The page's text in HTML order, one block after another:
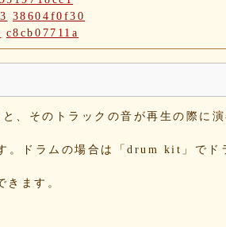
38604f0f30
c8cb07711a
42a29f8e54
b5b6539562
02998e587d
9f659fd909
5095988ef6
b9fed15d2b
、そのトラックの音が再生の際に演
ドラムの場合は「drum kit」でド
ます。